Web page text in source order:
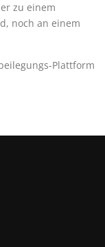
zu einem
noch an einem
Plattform